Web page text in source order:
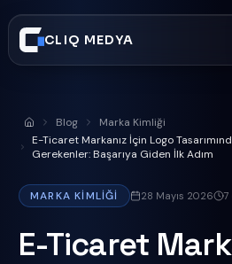
CLIQ MEDYA
İşler
Blog
SSS
Anasayfa
Blog
Marka Kimliği
E-Ticaret Markanız İçin Logo
Gerekenler: Başarıya Giden İlk Adım
MARKA KIMLIĞI 28 Mayıs 2026 7
E-Ticaret